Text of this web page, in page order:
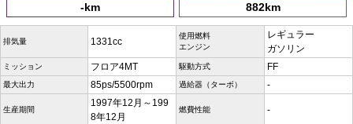
-km 882km
排気量 1331cc
使用燃料
エンジン
レギュラー
ガソリン
ミッション フロア4MT 駆動方式 FF
最大出力 85ps/5500rpm 過給器（ターボ） -
生産期間
1997年12月～199
8年12月
燃費性能 -